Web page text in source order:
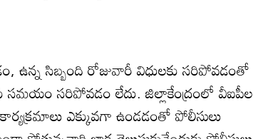
ఉన్న సిబ్బంది రోజువారీ విధులకు సరిపోవడంతో
సరిపోవడం లేదు. జిల్లాకేంద్రంలో వీఐపీల
కార్యక్రమాలు ఎక్కువగా ఉండడంతో పోలీసులు